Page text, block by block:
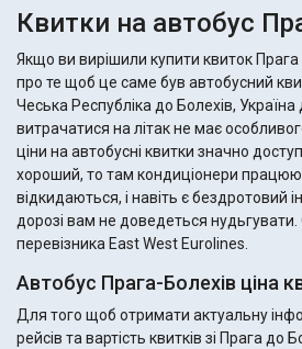
Квитки на автобус
Якщо ви вирішили купити квиток
про те щоб це саме був автобусний
Чеська Республіка до Болехів,
витрачатися на літак не має
ціни на автобусні квитки значно доступніші. А якщо
хороший, то там кондиціонери
відкидаються, і навіть є бездротовий
дорозі вам не доведеться нудьгувати.
перевізника East West Eurolines.
Автобус Прага-Болехів ціна
Для того щоб отримати актуальну
рейсів та вартість квитків зі Прага до